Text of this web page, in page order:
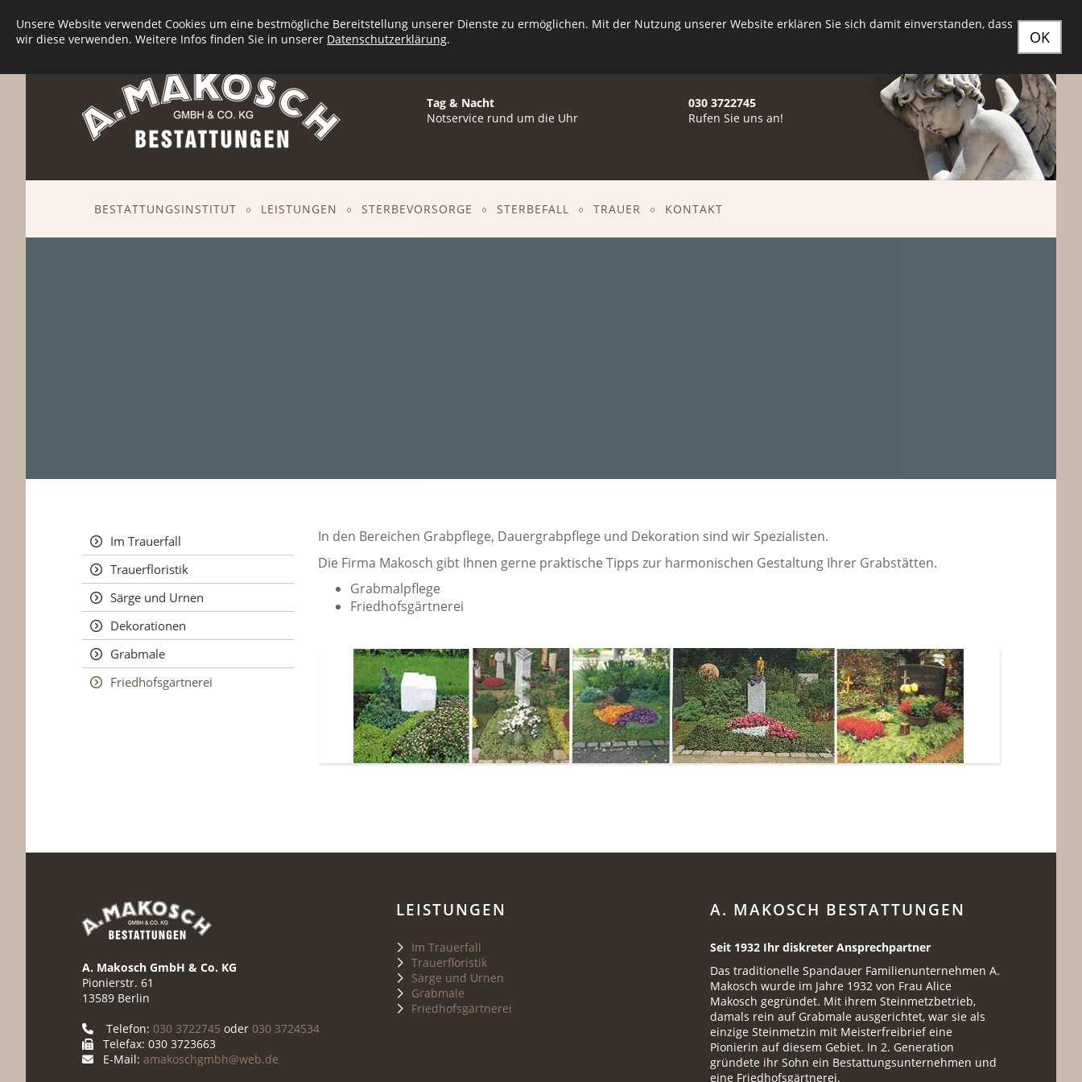
Seit1932an Ihrer Seite - inBerlin-Spandauund Umgebung Pionierstr. 61 - 13589 Berlin / amakoschgmbh@web.de
Tag & Nacht
Notservice rund um die Uhr
030 3722745
Rufen Sie uns an!
BESTATTUNGSINSTITUT LEISTUNGEN STERBEVORSORGE STERBEFALL TRAUER KONTAKT
Im Trauerfall
Trauerfloristik
Särge und Urnen
Dekorationen
Grabmale
Friedhofsgärtnerei
In den Bereichen Grabpflege, Dauergrabpflege und Dekoration sind wir Spezialisten.
Die Firma Makosch gibt Ihnen gerne praktische Tipps zur harmonischen Gestaltung Ihrer Grabstätten.
Grabmalpflege
Friedhofsgärtnerei
A. Makosch GmbH & Co. KG
Pionierstr. 61
13589 Berlin
Telefon: 030 3722745 oder 030 3724534
Telefax: 030 3723663
E-Mail: amakoschgmbh@web.de
LEISTUNGEN
Im Trauerfall
Trauerfloristik
Särge und Urnen
Grabmale
Friedhofsgärtnerei
A. MAKOSCH BESTATTUNGEN
Seit 1932 Ihr diskreter Ansprechpartner
Das traditionelle Spandauer Familienunternehmen A.
Makosch wurde im Jahre 1932 von Frau Alice
Makosch gegründet. Mit ihrem Steinmetzbetrieb,
damals rein auf Grabmale ausgerichtet, war sie als
einzige Steinmetzin mit Meisterfreibrief eine
Pionierin auf diesem Gebiet. In 2. Generation
gründete ihr Sohn ein Bestattungsunternehmen und
eine Friedhofsgärtnerei.
OK
Unsere Website verwendet Cookies um eine bestmögliche Bereitstellung unserer Dienste zu ermöglichen. Mit der Nutzung unserer Website erklären Sie sich damit einverstanden, dass
wir diese verwenden. Weitere Infos finden Sie in unserer Datenschutzerklärung.